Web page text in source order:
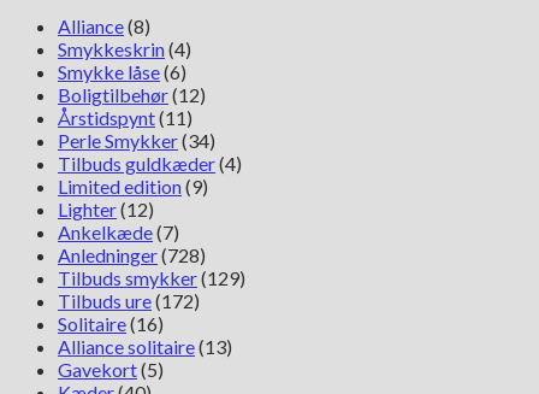
antalAlliance(8)
Smykkeskrin(4)
Smykke låse(6)
Boligtilbehør(12)
Årstidspynt(11)
Perle Smykker(34)
Tilbuds guldkæder(4)
Limited edition(9)
Lighter(12)
Ankelkæde(7)
Anledninger(728)
Tilbuds smykker(129)
Tilbuds ure(172)
Solitaire(16)
Alliance solitaire(13)
Gavekort(5)